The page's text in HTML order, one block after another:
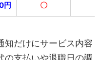
円 〇
知だけにサービス内容